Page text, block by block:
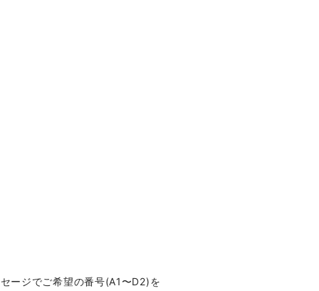
ージでご希望の番号(A1〜D2)を